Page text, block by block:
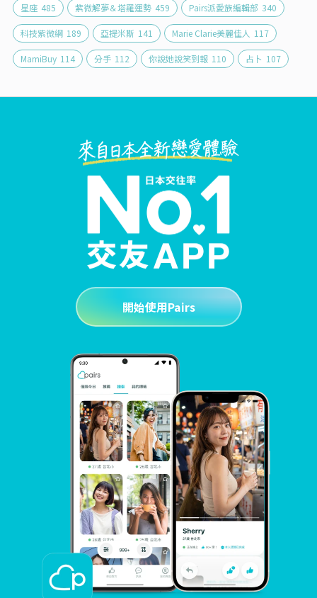
星座 485 紫微解夢＆塔羅運勢 459 Pairs派愛族編輯部 340
科技紫微網 189 亞提米斯 141 Marie Clarie美麗佳人 117
MamiBuy 114 分手 112 你說她說笑到報 110 占卜 107
開始使用Pairs